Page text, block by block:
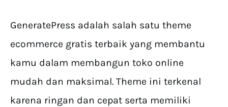
GeneratePress adalah salah satu theme
ecommerce gratis terbaik yang membantu
kamu dalam membangun toko online
mudah dan maksimal. Theme ini terkenal
karena ringan dan cepat serta memiliki